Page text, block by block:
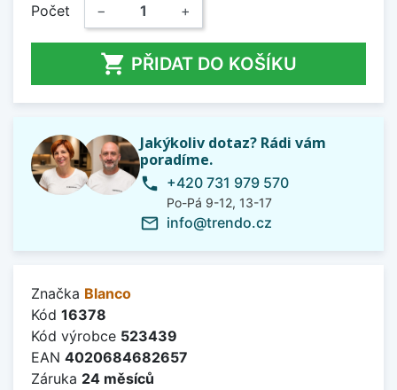
Počet − +
 PŘIDAT DO KOŠÍKU
Jakýkoliv dotaz? Rádi vám
poradíme.
phone +420 731 979 570
Po-Pá 9-12, 13-17
mail_outline info@trendo.cz
Značka Blanco
Kód 16378
Kód výrobce 523439
EAN 4020684682657
Záruka 24 měsíců